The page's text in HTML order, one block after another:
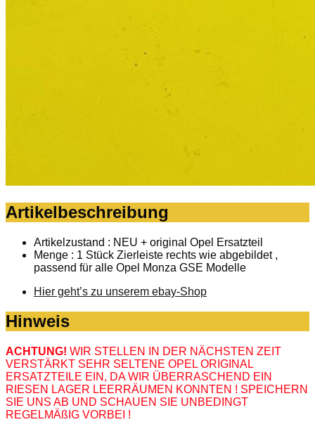
Artikelbeschreibung
Artikelzustand : NEU + original Opel Ersatzteil
Menge : 1 Stück Zierleiste rechts wie abgebildet ,
passend für alle Opel Monza GSE Modelle
Hier geht’s zu unserem ebay-Shop
Hinweis
ACHTUNG! WIR STELLEN IN DER NÄCHSTEN ZEIT
VERSTÄRKT SEHR SELTENE OPEL ORIGINAL
ERSATZTEILE EIN, DA WIR ÜBERRASCHEND EIN
RIESEN LAGER LEERRÄUMEN KONNTEN ! SPEICHERN
SIE UNS AB UND SCHAUEN SIE UNBEDINGT
REGELMÄßIG VORBEI !